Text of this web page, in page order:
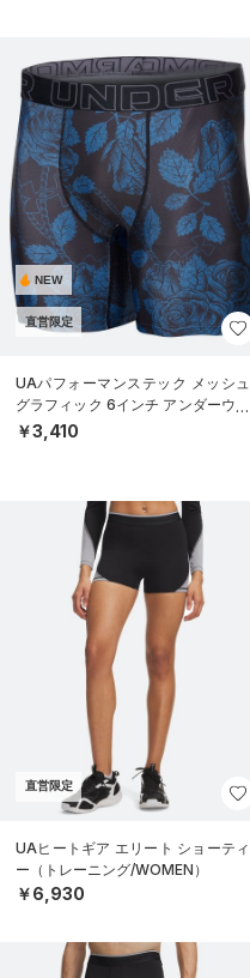
NEW
直営限定
UAパフォーマンステック メッシュ
グラフィック 6インチ アンダーウェ
ア（トレーニング/MEN）
￥3,410
直営限定
UAヒートギア エリート ショーティ
ー（トレーニング/WOMEN）
￥6,930